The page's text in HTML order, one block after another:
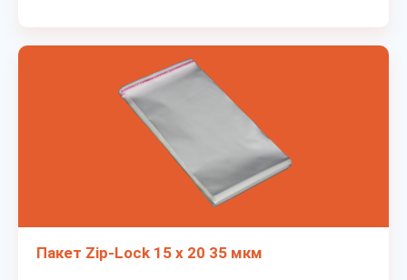
Пакет Zip-Lock 15 х 20 35 мкм